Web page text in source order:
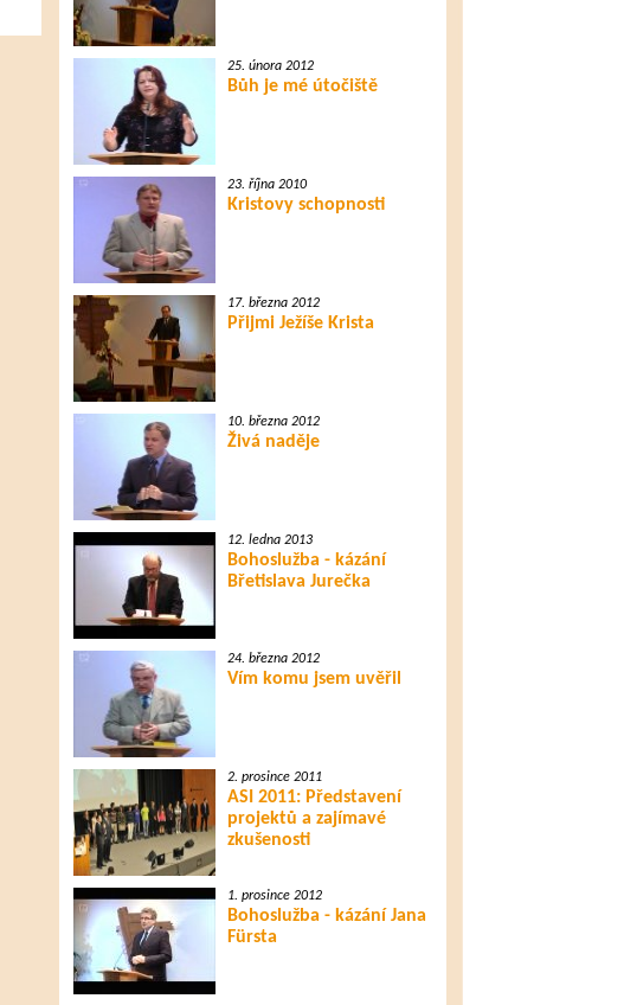
25. února 2012
Bůh je mé útočiště
23. října 2010
Kristovy schopnosti
17. března 2012
Přijmi Ježíše Krista
10. března 2012
Živá naděje
12. ledna 2013
Bohoslužba - kázání
Břetislava Jurečka
24. března 2012
Vím komu jsem uvěřil
2. prosince 2011
ASI 2011: Představení
projektů a zajímavé
zkušenosti
1. prosince 2012
Bohoslužba - kázání Jana
Fürsta